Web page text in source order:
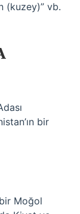
(kuzey)” vb.
bir
Moğol